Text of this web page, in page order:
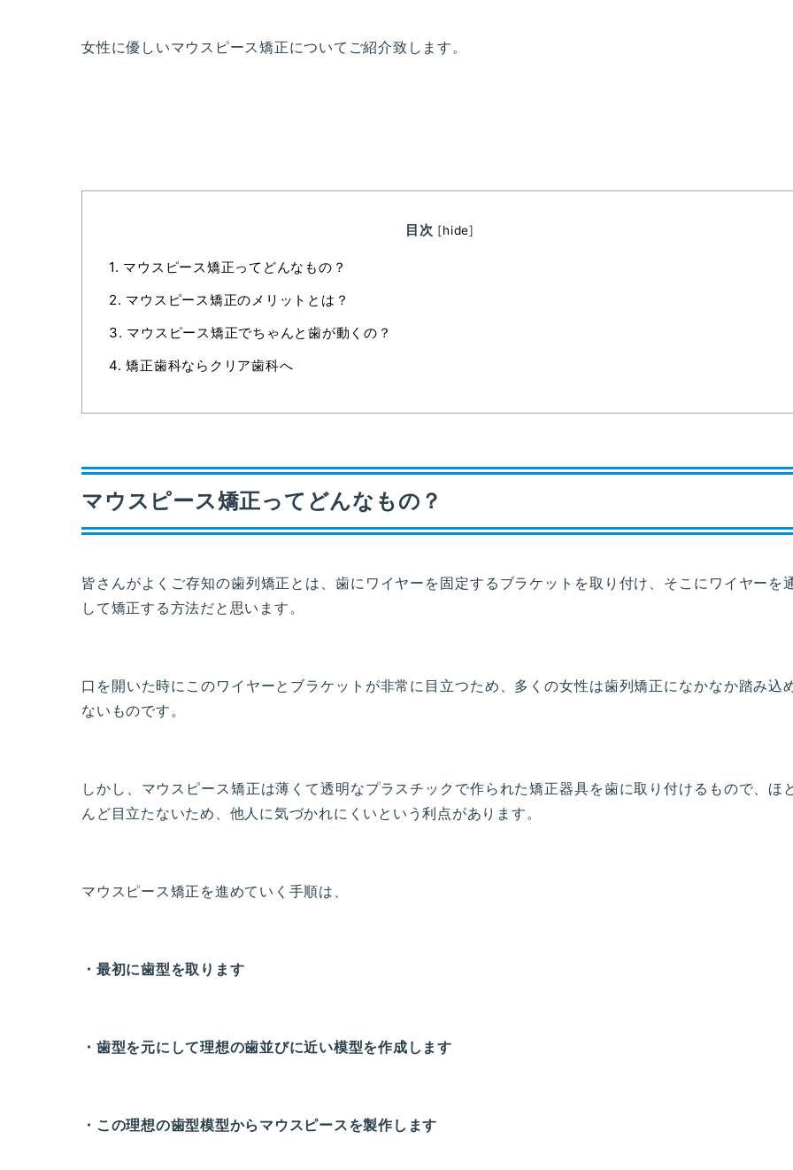
女性に優しいマウスピース矯正についてご紹介致します。
目次 [hide]
1. マウスピース矯正ってどんなもの？
2. マウスピース矯正のメリットとは？
3. マウスピース矯正でちゃんと歯が動くの？
4. 矯正歯科ならクリア歯科へ
マウスピース矯正ってどんなもの？
皆さんがよくご存知の歯列矯正とは、歯にワイヤーを固定するブラケットを取り付け、そこにワイヤーを
して矯正する方法だと思います。
口を開いた時にこのワイヤーとブラケットが非常に目立つため、多くの女性は歯列矯正になかなか踏み込
ないものです。
しかし、マウスピース矯正は薄くて透明なプラスチックで作られた矯正器具を歯に取り付けるもので、ほ
んど目立たないため、他人に気づかれにくいという利点があります。
マウスピース矯正を進めていく手順は、
・最初に歯型を取ります
・歯型を元にして理想の歯並びに近い模型を作成します
・この理想の歯型模型からマウスピースを製作します